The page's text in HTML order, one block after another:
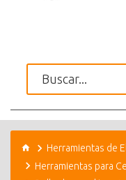
Herramientas de
Herramientas para